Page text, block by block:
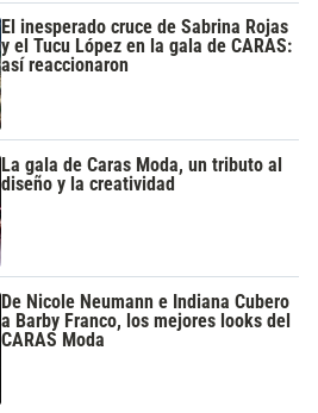
El inesperado cruce de Sabrina Rojas
y el Tucu López en la gala de CARAS:
así reaccionaron
La gala de Caras Moda, un tributo al
diseño y la creatividad
De Nicole Neumann e Indiana Cubero
a Barby Franco, los mejores looks del
CARAS Moda